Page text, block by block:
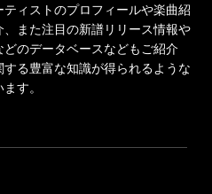
ィストのプロフィールや楽曲紹
また注目の新譜リリース情報や
のデータベースなどもご紹介
る豊富な知識が得られるような
す。